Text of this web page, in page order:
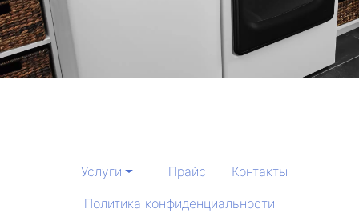
Услуги Прайс
Контакты
Политика конфиденциальности